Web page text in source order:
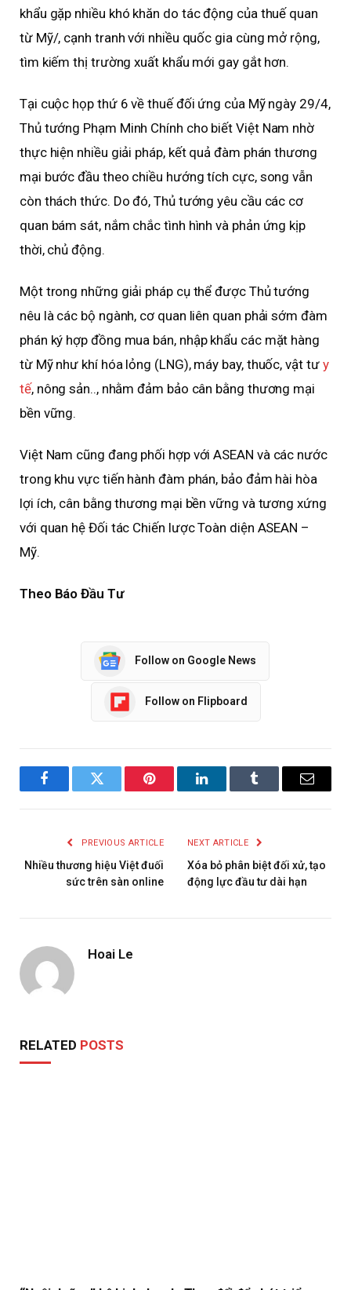
khẩu gặp nhiều khó khăn do tác động của thuế quan
từ Mỹ/, cạnh tranh với nhiều quốc gia cùng mở rộng,
tìm kiếm thị trường xuất khẩu mới gay gắt hơn.
Tại cuộc họp thứ 6 về thuế đối ứng của Mỹ ngày 29/4,
Thủ tướng Phạm Minh Chính cho biết Việt Nam nhờ
thực hiện nhiều giải pháp, kết quả đàm phán thương
mại bước đầu theo chiều hướng tích cực, song vẫn
còn thách thức. Do đó, Thủ tướng yêu cầu các cơ
quan bám sát, nắm chắc tình hình và phản ứng kịp
thời, chủ động.
Một trong những giải pháp cụ thể được Thủ tướng
nêu là các bộ ngành, cơ quan liên quan phải sớm đàm
phán ký hợp đồng mua bán, nhập khẩu các mặt hàng
từ Mỹ như khí hóa lỏng (LNG), máy bay, thuốc, vật tư y
tế, nông sản.., nhằm đảm bảo cân bằng thương mại
bền vững.
Việt Nam cũng đang phối hợp với ASEAN và các nước
trong khu vực tiến hành đàm phán, bảo đảm hài hòa
lợi ích, cân bằng thương mại bền vững và tương xứng
với quan hệ Đối tác Chiến lược Toàn diện ASEAN –
Mỹ.
Theo Báo Đầu Tư
Follow on Google News
Follow on Flipboard
FacebookTwitter Pinterest LinkedInTumblr Email
PREVIOUS ARTICLE
Nhiều thương hiệu Việt đuối
sức trên sàn online
NEXT ARTICLE
Xóa bỏ phân biệt đối xử, tạo
động lực đầu tư dài hạn
Hoai Le
RELATED POSTS